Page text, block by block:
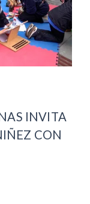
INVITA
CON